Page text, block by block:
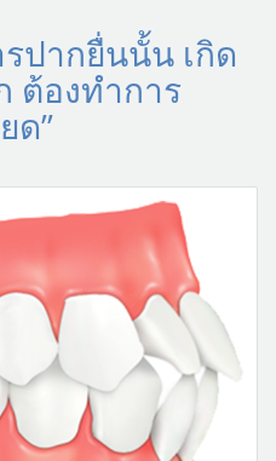
ปากยื่นนั้น เกิด
ต้องทำการ
ด”